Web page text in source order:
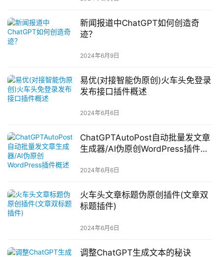
新闻报道中ChatGPT如何创造奇
迹？
2024年6月9日
易优(对接智能伪原创)火车头免登录
发布接口插件概述
2024年6月6日
ChatGPTAutoPost自动批量发文章
生成器/AI伪原创WordPress插件概
2024年6月6日
火车头文章标题伪原创插件(文章双
标题插件)
2024年6月6日
调整ChatGPT生成文本的秘诀